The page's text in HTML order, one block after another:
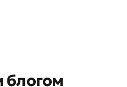
блогом